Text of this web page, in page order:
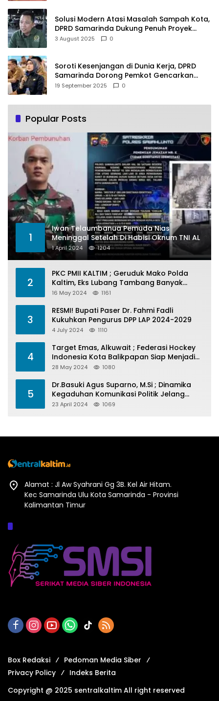
Solusi Modern Atasi Masalah Sampah Kota,
DPRD Samarinda Dukung Penuh Proyek
PLTSA
3 August 2025 0
Soroti Kesenjangan di Dunia Kerja, DPRD
Samarinda Dorong Pemkot Gencarkan
Pemberdayaan Perempuan
19 September 2025 0
Popular Posts
1
Iwan Telaumbanua Pemuda Nias
Meninggal Setelah Di Habisi Oknum TNI AL
1 April 2024 1204
2
PKC PMII KALTIM ; Geruduk Mako Polda
Kaltim, Eks Lubang Tambang Banyak
Menelan Korban
16 May 2024 1161
3
RESMI! Bupati Paser Dr. Fahmi Fadli
Kukuhkan Pengurus DPP LAP 2024-2029
4 July 2024 1110
4
Target Emas, Alkuwait ; Federasi Hockey
Indonesia Kota Balikpapan Siap Menjadi
Barometer Prestasi Di Kaltim
28 May 2024 1080
5
Dr.Basuki Agus Suparno, M.Si ; Dinamika
Kegaduhan Komunikasi Politik Jelang
Pesta Politik 2024
23 April 2024 1069
Alamat : Jl Aw Syahrani Gg 3B. Kel Air Hitam.
Kec Samarinda Ulu Kota Samarinda - Provinsi
Kalimantan Timur
Box Redaksi
Pedoman Media Siber
Privacy Policy
Indeks Berita
Copyright @ 2025 sentralkaltim All right reserved